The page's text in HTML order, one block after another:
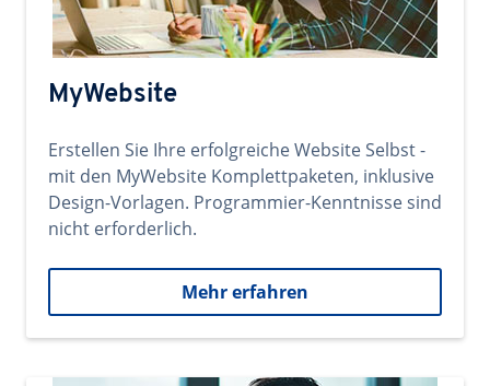
MyWebsite
Erstellen Sie Ihre erfolgreiche Website Selbst -
mit den MyWebsite Komplettpaketen, inklusive
Design-Vorlagen. Programmier-Kenntnisse sind
nicht erforderlich.
Mehr erfahren